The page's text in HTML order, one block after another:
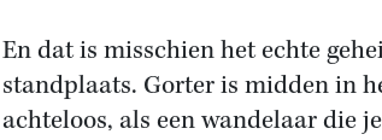
En dat is misschien het echte
standplaats. Gorter is midden in
achteloos, als een wandelaar die